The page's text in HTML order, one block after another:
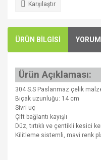
Karşılaştır
ÜRÜN BİLGİSİ
Ürün Açıklaması:
304 S.S Paslanmaz çelik
Bıçak uzunluğu: 14 cm
Sivri uç
Çift bağlantı kayışlı
Düz, tırtıklı ve çentikli kesici
Kilitleme sistemli, mavi renk